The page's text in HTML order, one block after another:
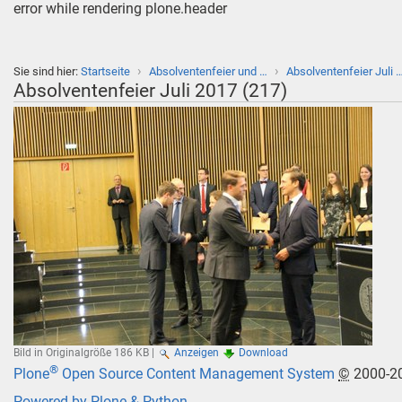
error while rendering plone.header
Sie sind hier: Startseite › Absolventenfeier und … › Absolventenfeier Juli …
Absolventenfeier Juli 2017 (217)
Bild in Originalgröße 186 KB Anzeigen Download
Plone® Open Source Content Management System © 2000-